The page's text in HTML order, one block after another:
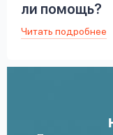
ли помощь?
Читать подробнее